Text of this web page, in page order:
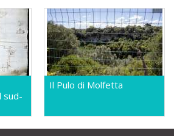
sud-
Il Pulo di Molfetta